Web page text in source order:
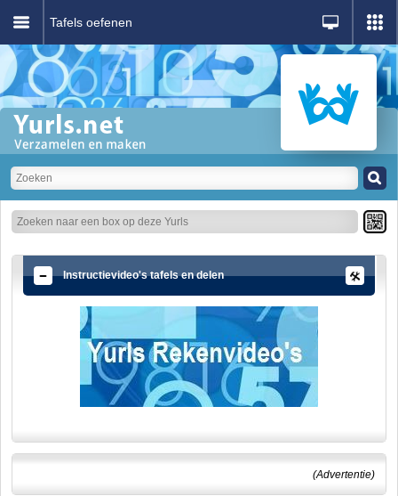
Tafels oefenen
Instructievideo's tafels en delen
(Advertentie)